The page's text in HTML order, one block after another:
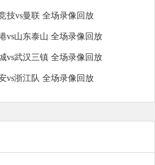
技vs曼联 全场录像回放
vs山东泰山 全场录像回放
vs武汉三镇 全场录像回放
vs浙江队 全场录像回放